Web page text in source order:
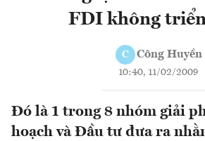
FDI không
C Công Huyền
10:40, 11/02/2009
Đó là 1 trong 8 nhóm giải
hoạch và Đầu tư đưa ra